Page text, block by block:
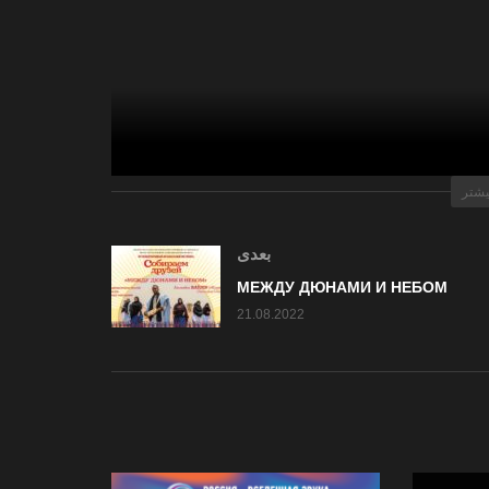
Концерт пройдет в рамкахبعدی
МЕЖДУ ДЮНАМИ И НЕБОМ
21.08.2022